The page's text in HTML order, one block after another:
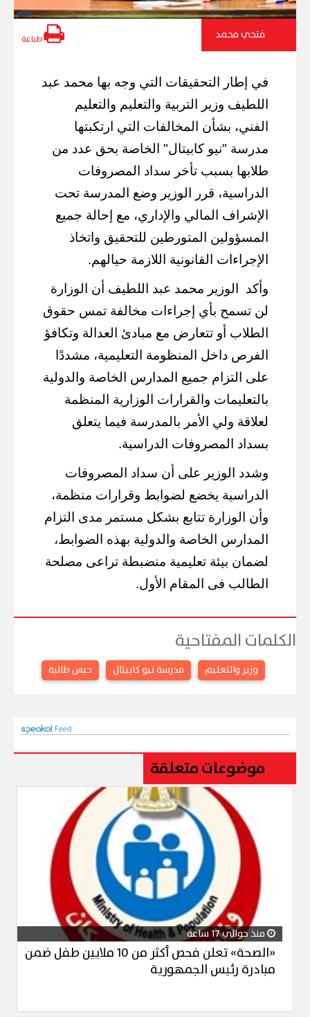
فتحي محمد طباعة
في إطار التحقيقات التي وجه بها محمد عبد
اللطيف وزير التربية والتعليم والتعليم
الفني، بشأن المخالفات التي ارتكبتها
مدرسة "نيو كابيتال" الخاصة بحق عدد من
طلابها بسبب تأخر سداد المصروفات
الدراسية، قرر الوزير وضع المدرسة تحت
الإشراف المالي والإداري، مع إحالة جميع
المسؤولين المتورطين للتحقيق واتخاذ
الإجراءات القانونية اللازمة حيالهم.
وأكد
الوزير محمد عبد اللطيف أن الوزارة
لن تسمح بأي إجراءات مخالفة تمس حقوق
الطلاب أو تتعارض مع مبادئ العدالة وتكافؤ
الفرص داخل المنظومة التعليمية، مشددًا
على التزام جميع المدارس الخاصة والدولية
بالتعليمات والقرارات الوزارية المنظمة
لعلاقة ولي الأمر بالمدرسة فيما يتعلق
بسداد المصروفات الدراسية.
وشدد الوزير على أن سداد المصروفات
الدراسية يخضع لضوابط وقرارات منظمة،
وأن الوزارة تتابع بشكل مستمر مدى التزام
المدارس الخاصة والدولية بهذه الضوابط،
لضمان بيئة تعليمية منضبطة تراعى مصلحة
الطالب فى المقام الأول.
الكلمات المفتاحية
وزير والتعليم مدرسة نيو كابيتال حبس طالبة
موضوعات متعلقة
منذ حوالي 17 ساعة
«الصحة» تعلن فحص أكثر من 10 ملايين طفل ضمن
مبادرة رئيس الجمهورية